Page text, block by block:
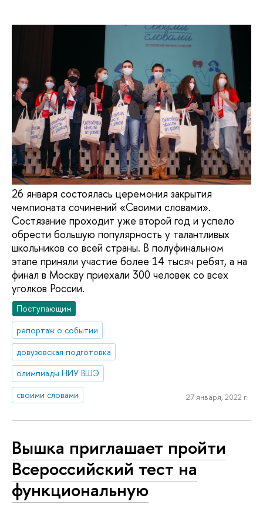
26 января состоялась церемония закрытия
чемпионата сочинений «Своими словами».
Состязание проходит уже второй год и успело
обрести большую популярность у талантливых
школьников со всей страны. В полуфинальном
этапе приняли участие более 14 тысяч ребят, а на
финал в Москву приехали 300 человек со всех
уголков России.
Поступающим
репортаж о событии
довузовская подготовка
олимпиады НИУ ВШЭ
своими словами
27 января, 2022 г.
Вышка приглашает пройти
Всероссийский тест на
функциональную